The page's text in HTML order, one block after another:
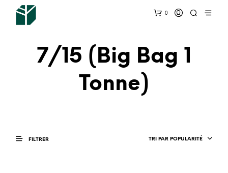
0
7/15 (Big Bag 1
Tonne)
FILTRER TRI PAR POPULARITÉ